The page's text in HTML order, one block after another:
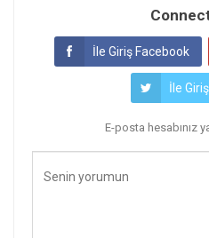
İle Giriş Facebook
İle
E-posta hesabınız